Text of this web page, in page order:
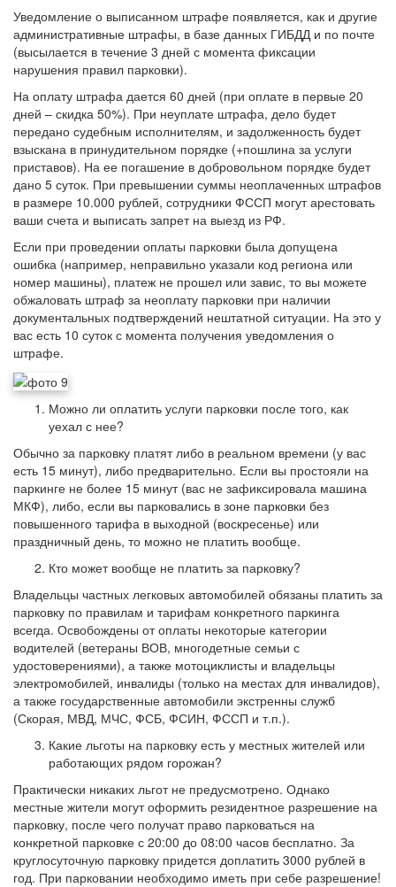
Уведомление о выписанном штрафе появляется, как и другие
административные штрафы, в базе данных ГИБДД и по почте
(высылается в течение 3 дней с момента фиксации
нарушения правил парковки).
На оплату штрафа дается 60 дней (при оплате в первые 20
дней – скидка 50%). При неуплате штрафа, дело будет
передано судебным исполнителям, и задолженность будет
взыскана в принудительном порядке (+пошлина за услуги
приставов). На ее погашение в добровольном порядке будет
дано 5 суток. При превышении суммы неоплаченных штрафов
в размере 10.000 рублей, сотрудники ФССП могут арестовать
ваши счета и выписать запрет на выезд из РФ.
Если при проведении оплаты парковки была допущена
ошибка (например, неправильно указали код региона или
номер машины), платеж не прошел или завис, то вы можете
обжаловать штраф за неоплату парковки при наличии
документальных подтверждений нештатной ситуации. На это у
вас есть 10 суток с момента получения уведомления о
штрафе.
Можно ли оплатить услуги парковки после того, как
уехал с нее?
Обычно за парковку платят либо в реальном времени (у вас
есть 15 минут), либо предварительно. Если вы простояли на
паркинге не более 15 минут (вас не зафиксировала машина
МКФ), либо, если вы парковались в зоне парковки без
повышенного тарифа в выходной (воскресенье) или
праздничный день, то можно не платить вообще.
Кто может вообще не платить за парковку?
Владельцы частных легковых автомобилей обязаны платить за
парковку по правилам и тарифам конкретного паркинга
всегда. Освобождены от оплаты некоторые категории
водителей (ветераны ВОВ, многодетные семьи с
удостоверениями), а также мотоциклисты и владельцы
электромобилей, инвалиды (только на местах для инвалидов),
а также государственные автомобили экстренны служб
(Скорая, МВД, МЧС, ФСБ, ФСИН, ФССП и т.п.).
Какие льготы на парковку есть у местных жителей или
работающих рядом горожан?
Практически никаких льгот не предусмотрено. Однако
местные жители могут оформить резидентное разрешение на
парковку, после чего получат право парковаться на
конкретной парковке с 20:00 до 08:00 часов бесплатно. За
круглосуточную парковку придется доплатить 3000 рублей в
год. При парковании необходимо иметь при себе разрешение!